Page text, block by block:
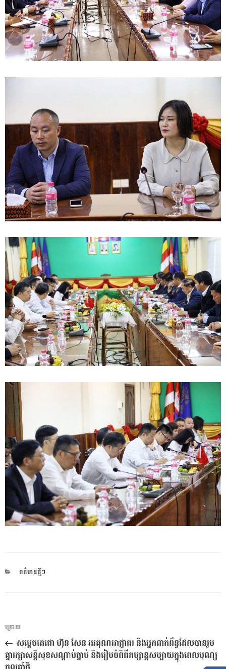
CATEGORIES
ពត៌មានថ្មីៗ
ការ​
នាំទិស​
ប្រកាស
អត្ថបទ
មុន
ក្រោយ
សម្តេចតេជោ ហ៊ុន សែន អរគុណអាជ្ញាធរ និងអ្នកពាក់ព័ន្ធដែលបានរួម
គ្នារក្សាសន្តិសុខសណ្តាប់ធ្នាប់ និងរៀបចំពិធីកម្សាន្តសប្បាយក្នុងពេលបុណ្យ